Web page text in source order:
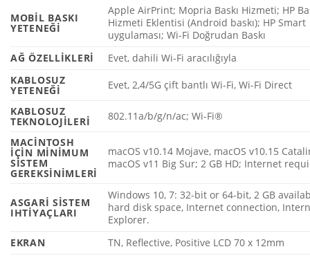
MOBIL BASKI
YETENEĞI
Apple AirPrint; Mopria Baskı Hizmeti; HP
Hizmeti Eklentisi (Android baskı); HP Smart
uygulaması; Wi-Fi Doğrudan Baskı
AĞ ÖZELLIKLERI
Evet, dahili Wi-Fi aracılığıyla
KABLOSUZ
YETENEĞI
Evet, 2,4/5G çift bantlı Wi-Fi, Wi-Fi Direct
KABLOSUZ
TEKNOLOJILERI
802.11a/b/g/n/ac; Wi-Fi®
MACINTOSH
IÇIN MINIMUM
SISTEM
GEREKSINIMLERI
macOS v10.14 Mojave, macOS v10.15
macOS v11 Big Sur; 2 GB HD; Internet
ASGARI SISTEM
IHTIYAÇLARI
Windows 10, 7: 32-bit or 64-bit, 2 GB
hard disk space, Internet connection,
Explorer.
EKRAN
TN, Reflective, Positive LCD 70 x 12mm